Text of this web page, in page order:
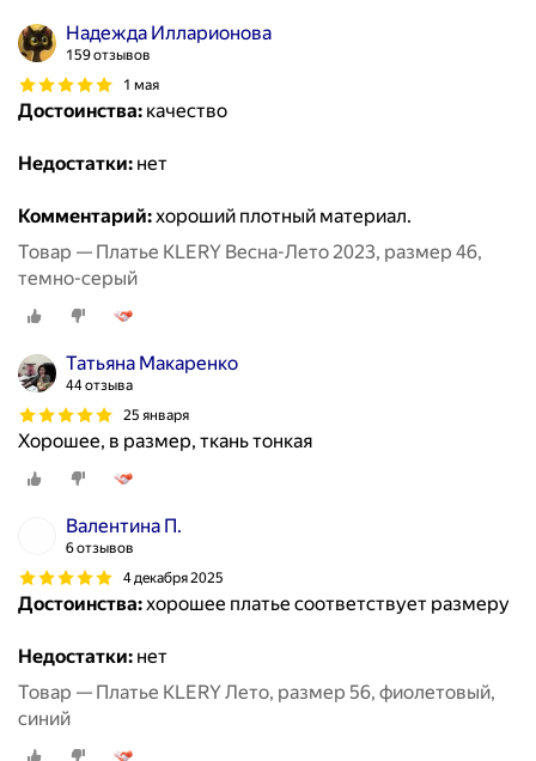
Надежда Илларионова
159 отзывов
1 мая
Достоинства: качество
Недостатки: нет
Комментарий:хороший плотный материал.
Товар — Платье KLERY Весна-Лето 2023, размер 46,
темно-серый
Татьяна Макаренко
44 отзыва
25 января
Хорошее, в размер, ткань тонкая
Валентина П.
6 отзывов
4 декабря 2025
Достоинства:хорошее платье соответствует размеру
Недостатки: нет
Товар — Платье KLERY Лето, размер 56, фиолетовый,
синий